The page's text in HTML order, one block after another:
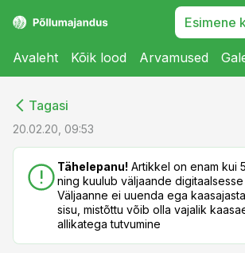
Esimene
Avaleht Kõik lood Arvamused
Tagasi
20.02.20, 09:53
Tähelepanu! Artikkel on enam kui
ning kuulub väljaande digitaalsesse
Väljaanne ei uuenda ega
sisu, mistõttu võib olla vajalik
allikatega tutvumine